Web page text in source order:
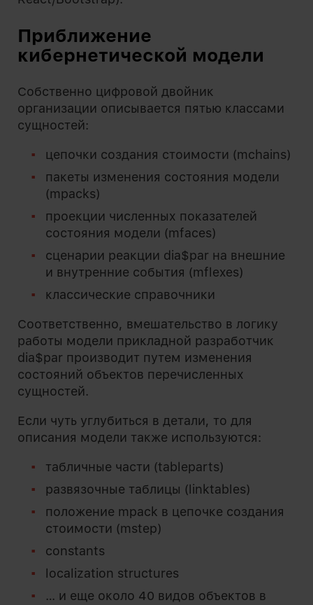
Приближение
кибернетической модели
Собственно цифровой двойник
организации описывается пятью классами
сущностей:
цепочки создания стоимости (mchains)
пакеты изменения состояния модели
(mpacks)
проекции численных показателей
состояния модели (mfaces)
сценарии реакции dia$par на внешние
и внутренние события (mflexes)
классические справочники
Соответственно, вмешательство в логику
работы модели прикладной разработчик
dia$par производит путем изменения
состояний объектов перечисленных
сущностей.
Если чуть углубиться в детали, то для
описания модели также используются:
табличные части (tableparts)
развязочные таблицы (linktables)
положение mpack в цепочке создания
стоимости (mstep)
constants
localization structures
… и еще около 40 видов объектов в